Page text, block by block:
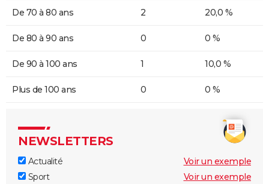
De 70 à 80 ans 2 20,0 %
De 80 à 90 ans 0 0 %
De 90 à 100 ans 1 10,0 %
Plus de 100 ans 0 0 %
NEWSLETTERS
Actualité
Voir un exemple
Sport
Voir un exemple